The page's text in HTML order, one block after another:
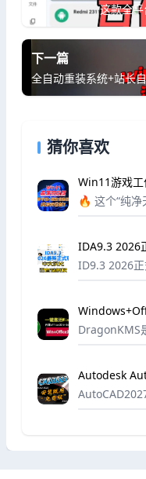
这款全平
下一篇
全自动重装系统+站长
猜你喜欢
Win11游戏工
绝臃肿后台
🔥 这个“纯
IDA9.3 2026
ID9.3 2026
的自动授权功
DragonKMS
装，以及一...
Autodesk